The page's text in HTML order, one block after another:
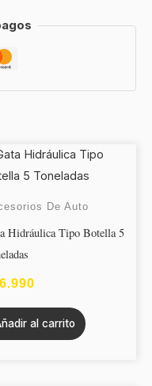
De Auto
Hidráulica Tipo Botella 5
al carrito